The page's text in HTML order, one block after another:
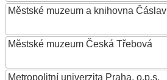
Městské muzeum a knihovna Čáslav
Městské muzeum Česká Třebová
Metropolitní univerzita Praha, o.p.s.